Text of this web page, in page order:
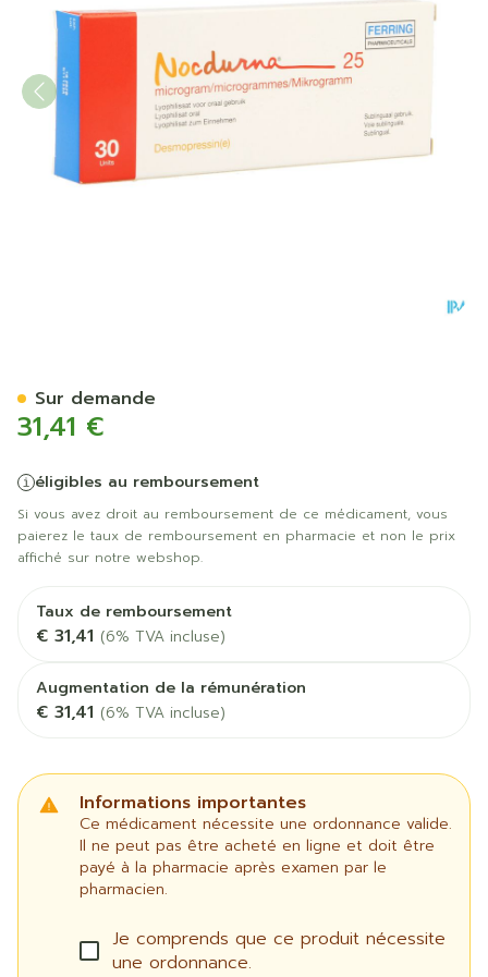
31,41 €
éligibles au remboursement
Si vous avez droit au remboursement de ce médicament, vous
paierez le taux de remboursement en pharmacie et non le prix
affiché sur notre webshop.
Taux de remboursement
€ 31,41 (6% TVA incluse)
Augmentation de la rémunération
€ 31,41 (6% TVA incluse)
Informations importantes
Ce médicament nécessite une ordonnance valide.
Il ne peut pas être acheté en ligne et doit être
payé à la pharmacie après examen par le
pharmacien.
Je comprends que ce produit nécessite
une ordonnance.
Sur demande